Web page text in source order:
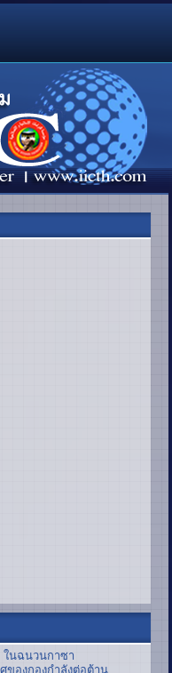
ในฉนวนกาซา
องกองกำลังต่อต้าน